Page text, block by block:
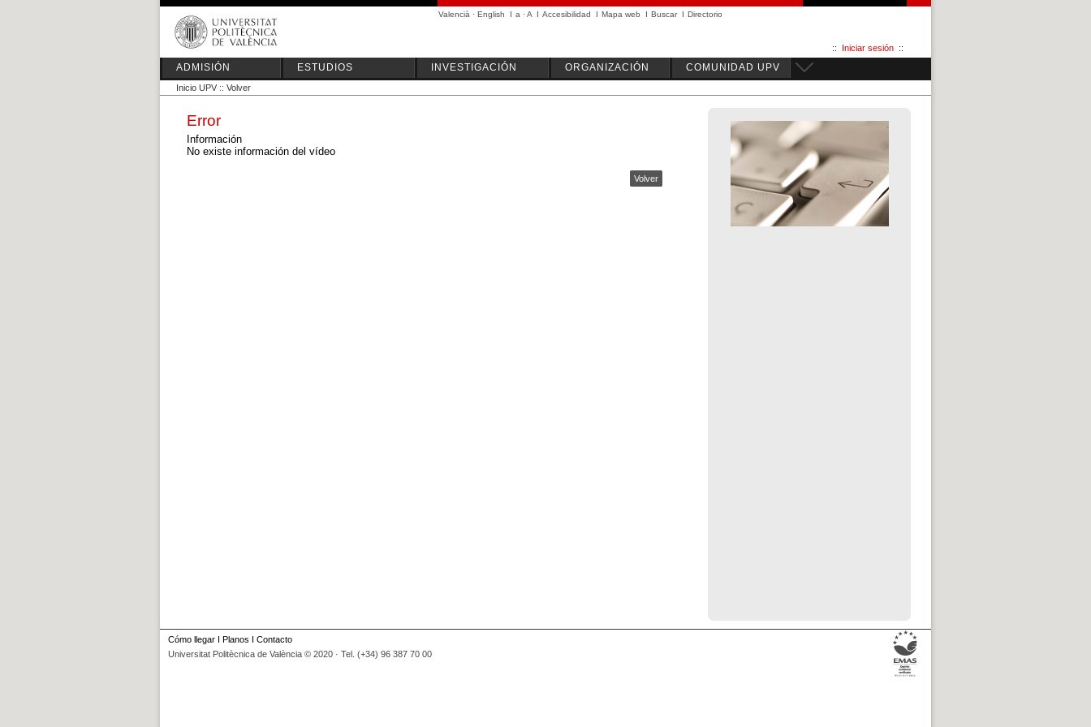
Valencià · English I a ·A I Accesibilidad I Mapa web I Buscar I Directorio
:: Iniciar sesión ::
ADMISIÓN ESTUDIOS INVESTIGACIÓN ORGANIZACIÓN COMUNIDAD UPV
Inicio UPV :: Volver
Error
Información
No existe información del vídeo
Volver
Cómo llegar I Planos I Contacto
Universitat Politècnica de València © 2020 · Tel. (+34) 96 387 70 00